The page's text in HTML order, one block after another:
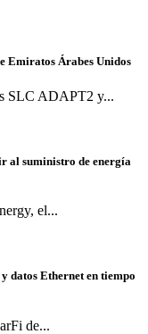
Emiratos Árabes Unidos
SLC ADAPT2 y...
al suministro de energía
el...
datos Ethernet en tiempo
de...